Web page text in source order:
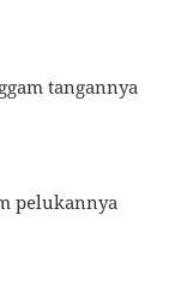
tangannya
pelukannya